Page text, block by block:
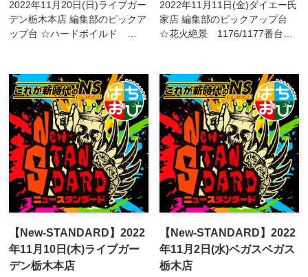
2022年11月20日(日)ライブガー
デン栃木本店 編集部のピックア
ップ台 ☆ハードボイルド
リオンALL STARS 621/62...
2022年11月11日(金)ダイエー氏
家店 編集部のピックアップ台
☆花火絶景 1176/1177番台☆
1268番台☆新鬼武者2 1271...
【New-STANDARD】2022
年11月10日(木)ライブガー
デン栃木本店
【New-STANDARD】2022
年11月2日(水)ベガスベガス
栃木店